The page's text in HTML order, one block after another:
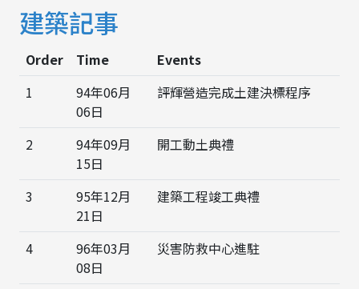
建築記事
Order Time
Events
1
94年06月
06日
評輝營造完成土建決標程序
2
94年09月
15日
開工動土典禮
3
95年12月
21日
建築工程竣工典禮
4
96年03月
08日
災害防救中心進駐